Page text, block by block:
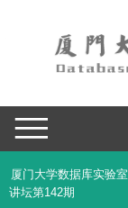
厦门大学数据库实验室
讲坛第142期